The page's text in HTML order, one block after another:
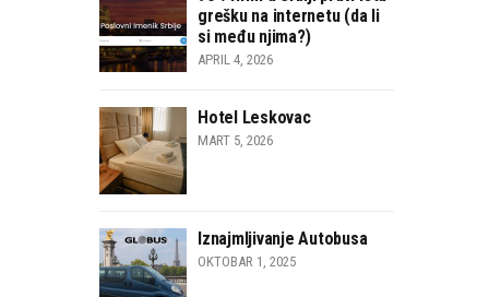
grešku na internetu (da li
si među njima?)
APRIL 4, 2026
Hotel Leskovac
MART 5, 2026
Iznajmljivanje Autobusa
OKTOBAR 1, 2025